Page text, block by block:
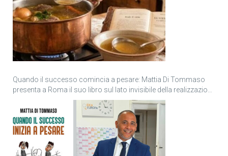
Quando il successo comincia a pesare: Mattia Di Tommaso
presenta a Roma il suo libro sul lato invisibile della realizzazione